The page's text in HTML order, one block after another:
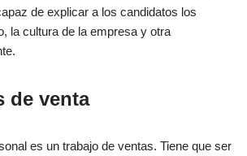
de explicar a los candidatos los
la cultura de la empresa y otra
de venta
es un trabajo de ventas. Tiene que ser